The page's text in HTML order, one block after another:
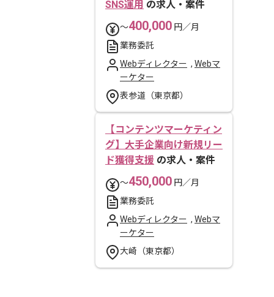
SNS運用 の求人・案件
〜400,000 円／月
業務委託
Webディレクター , Webマ
ーケター
表参道（東京都）
【コンテンツマーケティン
グ】大手企業向け新規リー
ド獲得支援 の求人・案件
〜450,000 円／月
業務委託
Webディレクター , Webマ
ーケター
大崎（東京都）